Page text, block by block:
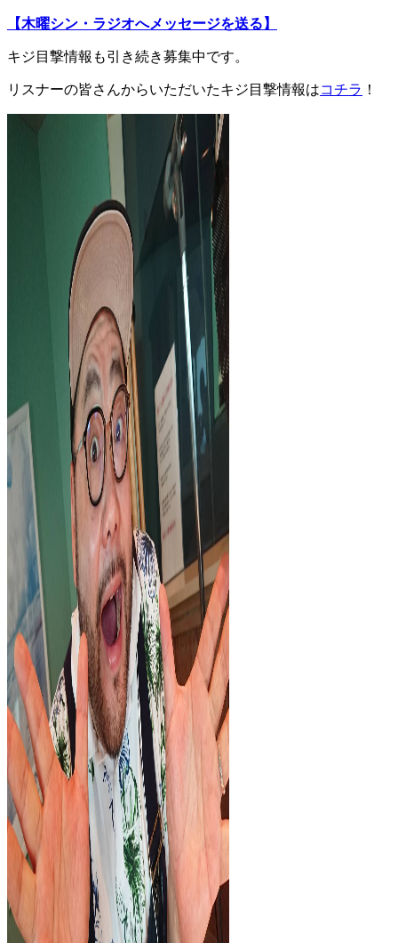
【木曜シン・ラジオへメッセージを送る】
キジ目撃情報も引き続き募集中です。
リスナーの皆さんからいただいたキジ目撃情報はコチラ ！